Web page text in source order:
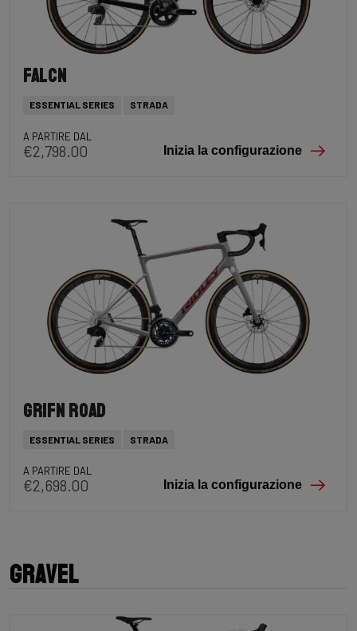
Falcn
ESSENTIAL SERIES STRADA
A PARTIRE DAL
€2,798.00 Inizia la configurazione
Grifn Road
ESSENTIAL SERIES STRADA
A PARTIRE DAL
€2,698.00 Inizia la configurazione
Gravel